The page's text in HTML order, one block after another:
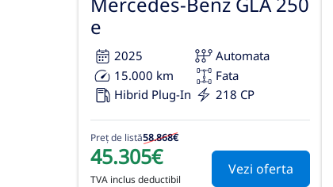
e
2025
Automata
15.000 km
Fata
Hibrid Plug-In
218 CP
Preț de listă58.868€
45.305€
TVA inclus deductibil
Vezi oferta